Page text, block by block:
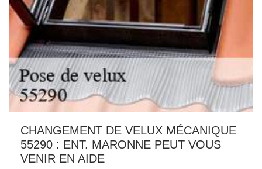
CHANGEMENT DE VELUX MÉCANIQUE
55290 : ENT. MARONNE PEUT VOUS
VENIR EN AIDE